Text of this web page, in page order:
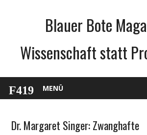
Blauer Bote
Wissenschaft statt
MENÜ
Gesellschaft
Dr. Margaret Singer: Zwanghafte